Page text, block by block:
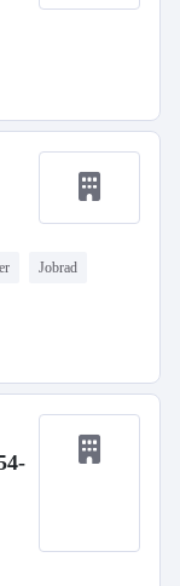
Jobrad